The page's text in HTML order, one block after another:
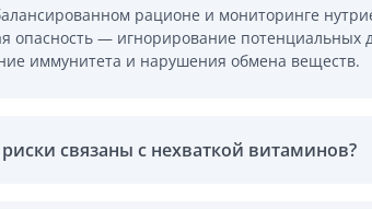
рационе и мониторинге
опасность — игнорирование потенциальных
иммунитета и нарушения обмена веществ.
связаны с нехваткой витаминов?